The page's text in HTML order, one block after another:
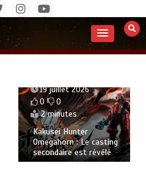
19 juillet 2026
0
0
2 minutes
Kakusei Hunter
Omegahorn : Le casting
secondaire est révélé